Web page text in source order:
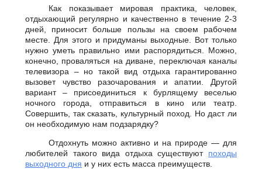
Как показывает мировая практика, человек,
отдыхающий регулярно и качественно в течение 2-3
дней, приносит больше пользы на своем рабочем
месте. Для этого и придуманы выходные. Вот только
нужно уметь правильно ими распорядиться. Можно,
конечно, проваляться на диване, переключая каналы
телевизора – но такой вид отдыха гарантированно
вызовет чувство разочарования и апатии. Другой
вариант – присоединиться к бурлящему веселью
ночного города, отправиться в кино или театр.
Совершить, так сказать, культурный поход. Но даст ли
он необходимую нам подзарядку?
Отдохнуть можно активно и на природе — для
любителей такого вида отдыха существуют походы
выходного дня и у них есть масса преимуществ.